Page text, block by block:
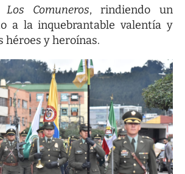
Comuneros, rindiendo un
a la inquebrantable valentía y
héroes y heroínas.